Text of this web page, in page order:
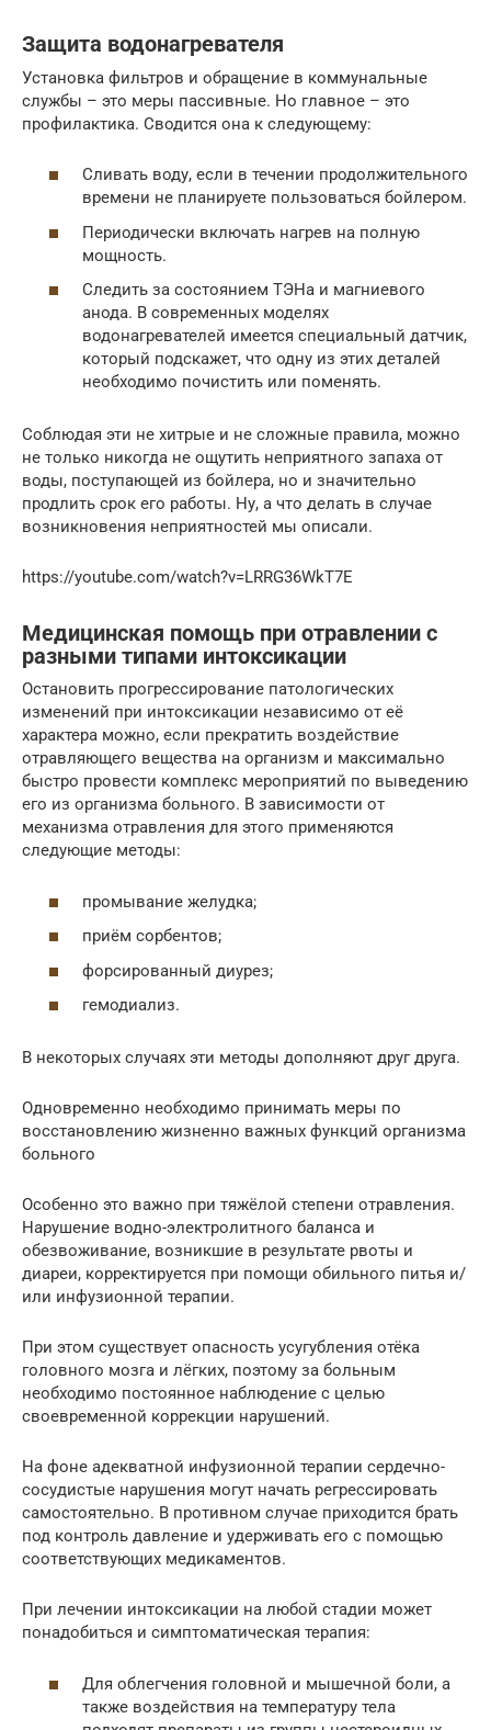
Защита водонагревателя
Установка фильтров и обращение в коммунальные
службы – это меры пассивные. Но главное – это
профилактика. Сводится она к следующему:
Сливать воду, если в течении продолжительного
времени не планируете пользоваться бойлером.
Периодически включать нагрев на полную
мощность.
Следить за состоянием ТЭНа и магниевого
анода. В современных моделях
водонагревателей имеется специальный датчик,
который подскажет, что одну из этих деталей
необходимо почистить или поменять.
Соблюдая эти не хитрые и не сложные правила, можно
не только никогда не ощутить неприятного запаха от
воды, поступающей из бойлера, но и значительно
продлить срок его работы. Ну, а что делать в случае
возникновения неприятностей мы описали.
https://youtube.com/watch?v=LRRG36WkT7E
Медицинская помощь при отравлении с
разными типами интоксикации
Остановить прогрессирование патологических
изменений при интоксикации независимо от её
характера можно, если прекратить воздействие
отравляющего вещества на организм и максимально
быстро провести комплекс мероприятий по выведению
его из организма больного. В зависимости от
механизма отравления для этого применяются
следующие методы:
промывание желудка;
приём сорбентов;
форсированный диурез;
гемодиализ.
В некоторых случаях эти методы дополняют друг друга.
Одновременно необходимо принимать меры по
восстановлению жизненно важных функций организма
больного
Особенно это важно при тяжёлой степени отравления.
Нарушение водно-электролитного баланса и
обезвоживание, возникшие в результате рвоты и
диареи, корректируется при помощи обильного питья и/
или инфузионной терапии.
При этом существует опасность усугубления отёка
головного мозга и лёгких, поэтому за больным
необходимо постоянное наблюдение с целью
своевременной коррекции нарушений.
На фоне адекватной инфузионной терапии сердечно-
сосудистые нарушения могут начать регрессировать
самостоятельно. В противном случае приходится брать
под контроль давление и удерживать его с помощью
соответствующих медикаментов.
При лечении интоксикации на любой стадии может
понадобиться и симптоматическая терапия:
Для облегчения головной и мышечной боли, а
также воздействия на температуру тела